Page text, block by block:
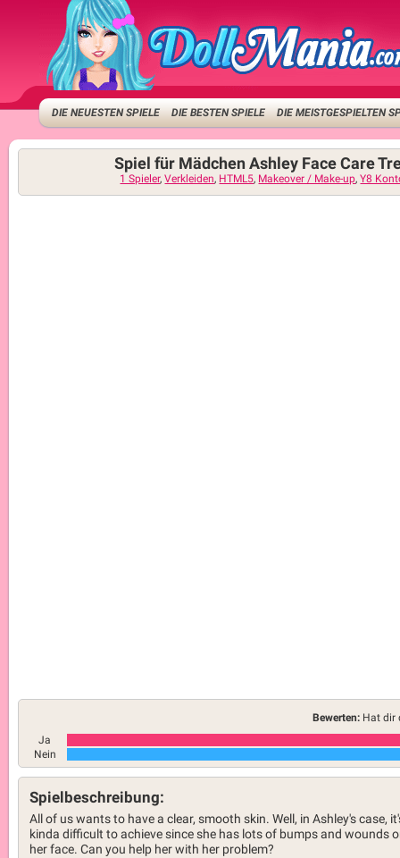
DIE NEUESTEN SPIELE DIE BESTEN SPIELE DIE MEISTGESPIELTEN
Spiel für Mädchen Ashley Face Care
1 Spieler,Verkleiden, HTML5, Makeover / Make-up,Y8
Bewerten: Hat dir
Ja
Nein
Spielbeschreibung:
All of us wants to have a clear, smooth skin. Well, in Ashley's case,
kinda difficult to achieve since she has lots of bumps and wounds
her face. Can you help her with her problem?